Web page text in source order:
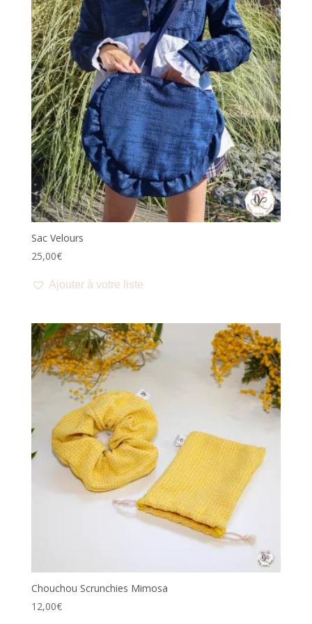
Sac Velours
25,00€
Ajouter à votre liste
Chouchou Scrunchies Mimosa
12,00€